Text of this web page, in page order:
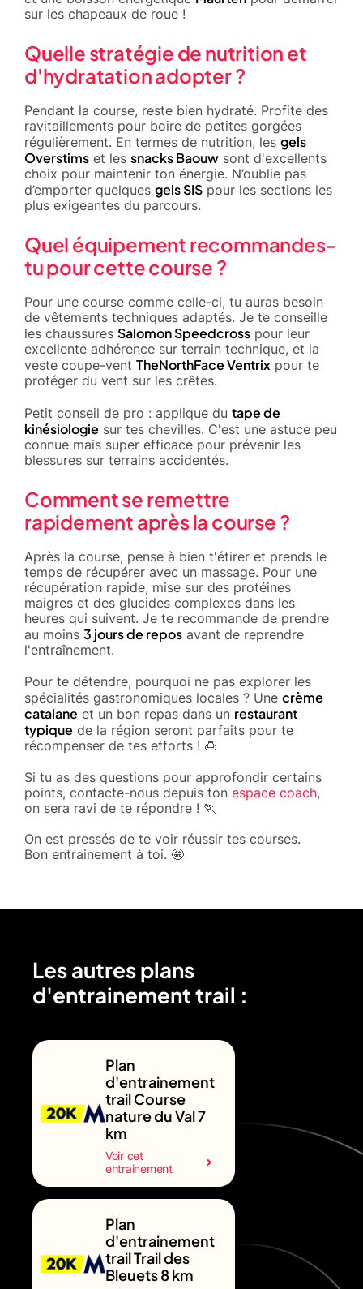
sur les chapeaux de roue !
Quelle stratégie de nutrition et
d'hydratation adopter ?
Pendant la course, reste bien hydraté. Profite des
ravitaillements pour boire de petites gorgées
régulièrement. En termes de nutrition, les gels
Overstims et les snacks Baouw sont d'excellents
choix pour maintenir ton énergie. N’oublie pas
d’emporter quelques gels SIS pour les sections les
plus exigeantes du parcours.
Quel équipement recommandes-
tu pour cette course ?
Pour une course comme celle-ci, tu auras besoin
de vêtements techniques adaptés. Je te conseille
les chaussures Salomon Speedcross pour leur
excellente adhérence sur terrain technique, et la
veste coupe-vent TheNorthFace Ventrix pour te
protéger du vent sur les crêtes.
Petit conseil de pro : applique du tape de
kinésiologie sur tes chevilles. C'est une astuce peu
connue mais super efficace pour prévenir les
blessures sur terrains accidentés.
Comment se remettre
rapidement après la course ?
Après la course, pense à bien t'étirer et prends le
temps de récupérer avec un massage. Pour une
récupération rapide, mise sur des protéines
maigres et des glucides complexes dans les
heures qui suivent. Je te recommande de prendre
au moins 3 jours de repos avant de reprendre
l'entraînement.
Pour te détendre, pourquoi ne pas explorer les
spécialités gastronomiques locales ? Une crème
catalane et un bon repas dans un restaurant
typique de la région seront parfaits pour te
récompenser de tes efforts ! 🍮
Si tu as des questions pour approfondir certains
points, contacte-nous depuis ton espace coach,
on sera ravi de te répondre ! 🏃
On est pressés de te voir réussir tes courses.
Bon entrainement à toi. 🤩
Les autres plans
d'entrainement trail :
Plan
d'entrainement
trail Course
nature du Val 7
km
Voir cet
entrainement
Plan
d'entrainement
trail Trail des
Bleuets 8 km